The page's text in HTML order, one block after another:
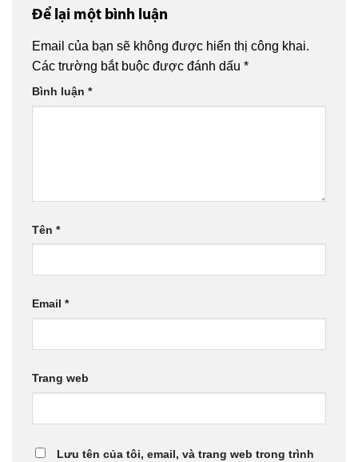
Để lại một bình luận
Email của bạn sẽ không được hiển thị công khai.
Các trường bắt buộc được đánh dấu *
Bình luận *
Tên *
Email *
Trang web
Lưu tên của tôi, email, và trang web trong trình